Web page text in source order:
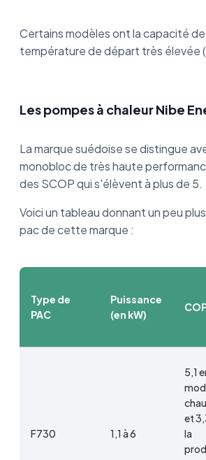
Certains modèles ont la capacité
température de départ très élevée
Les pompes à chaleur Nibe
La marque suédoise se distingue
monobloc de très haute
des SCOP qui s'élèvent à plus de 5.
Voici un tableau donnant un peu
pac de cette marque :
Type de
PAC
Puissance
(en kW)
F730 1,1 à 6
5,1
et
la